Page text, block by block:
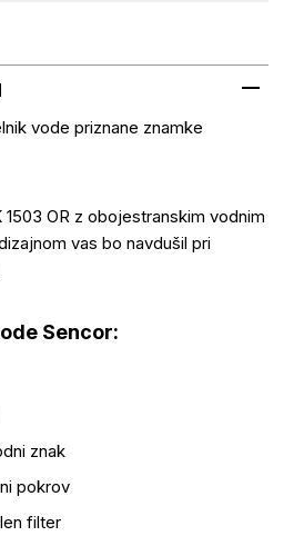
vode priznane znamke
OR z obojestranskim vodnim
vas bo navdušil pri
Sencor:
znak
pokrov
filter